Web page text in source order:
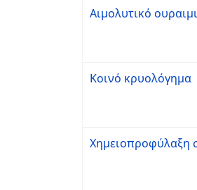
Αιμολυτικό
Κοινό κρυολόγημα
Χημειοπροφύλαξη